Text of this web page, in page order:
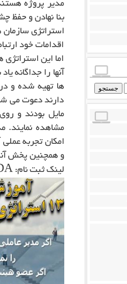
بنا نهادن و حفظ
استراتژی سازمان
اقدامات خود
اما این
ها تهیه شده و
دارند دعوت می
مایل بودند و
مشاهده نمایند.
امکان تجربه
و همچنین پخش
لینک ثبت نام: